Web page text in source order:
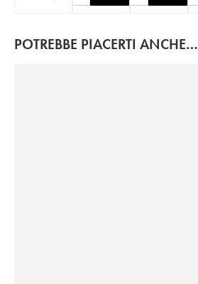
POTREBBE PIACERTI ANCHE…